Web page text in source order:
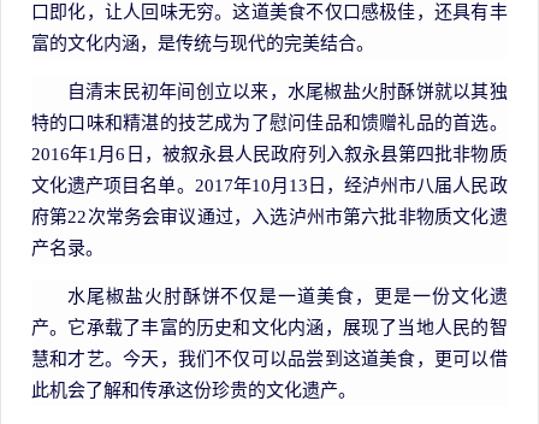
口即化，让人回味无穷。这道美食不仅口感极佳，还具有丰
富的文化内涵，是传统与现代的完美结合。
自清末民初年间创立以来，水尾椒盐火肘酥饼就以其独
特的口味和精湛的技艺成为了慰问佳品和馈赠礼品的首选。
2016年1月6日，被叙永县人民政府列入叙永县第四批非物质
文化遗产项目名单。2017年10月13日，经泸州市八届人民政
府第22次常务会审议通过，入选泸州市第六批非物质文化遗
产名录。
水尾椒盐火肘酥饼不仅是一道美食，更是一份文化遗
产。它承载了丰富的历史和文化内涵，展现了当地人民的智
慧和才艺。今天，我们不仅可以品尝到这道美食，更可以借
此机会了解和传承这份珍贵的文化遗产。